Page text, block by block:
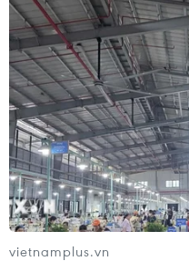
cơ bản thêm 0,25 điểm
3 tháng qua.
vietnamplus.vn